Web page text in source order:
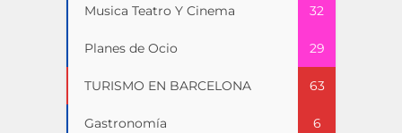
Musica Teatro Y Cinema 32
Planes de Ocio 29
TURISMO EN BARCELONA 63
Gastronomía 6